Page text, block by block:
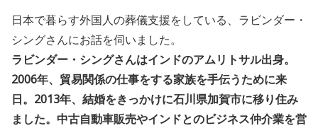
日本で暮らす外国人の葬儀支援をしている、ラビンダー・
シングさんにお話を伺いました。
ラビンダー・シングさんはインドのアムリトサル出身。
2006年、貿易関係の仕事をする家族を手伝うために来
日。2013年、結婚をきっかけに石川県加賀市に移り住み
ました。中古自動車販売やインドとのビジネス仲介業を営